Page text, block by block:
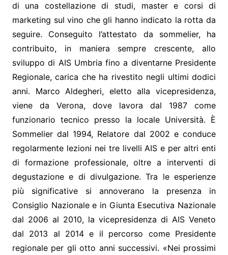
di una costellazione di studi, master e corsi di
marketing sul vino che gli hanno indicato la rotta da
seguire. Conseguito l’attestato da sommelier, ha
contribuito, in maniera sempre crescente, allo
sviluppo di AIS Umbria fino a diventarne Presidente
Regionale, carica che ha rivestito negli ultimi dodici
anni. Marco Aldegheri, eletto alla vicepresidenza,
viene da Verona, dove lavora dal 1987 come
funzionario tecnico presso la locale Università. È
Sommelier dal 1994, Relatore dal 2002 e conduce
regolarmente lezioni nei tre livelli AIS e per altri enti
di formazione professionale, oltre a interventi di
degustazione e di divulgazione. Tra le esperienze
più significative si annoverano la presenza in
Consiglio Nazionale e in Giunta Esecutiva Nazionale
dal 2006 al 2010, la vicepresidenza di AIS Veneto
dal 2013 al 2014 e il percorso come Presidente
regionale per gli otto anni successivi. «Nei prossimi